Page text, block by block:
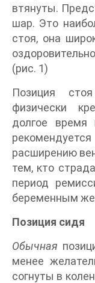
втянуты.
шар. Это
стоя, она
(рис. 1)
Позиция
физически
долгое время
расширению
тем, кто
период
беременным
Позиция сидя
Обычная
менее
согнуты в